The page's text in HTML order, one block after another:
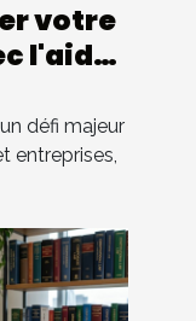
votre
l'aide
défi majeur
entreprises,